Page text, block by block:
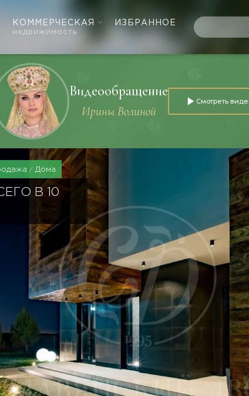
КОММЕРЧЕСКАЯ
недвижимость
ИЗБРАННОЕ
Видеообращение
Ирины Волиной
Смотреть
Дома
В 10